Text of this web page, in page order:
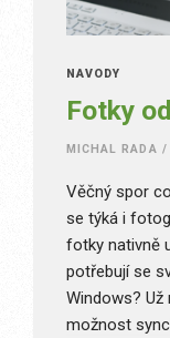
NÁVODY
Fotky
MICHAL RADA /
Věčný spor
se týká i
fotky nativně
potřebují se
Windows? Už
možnost